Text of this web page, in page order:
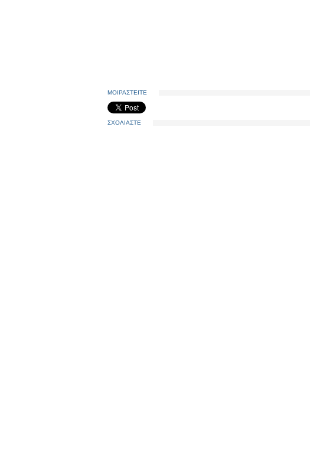
ΜΟΙΡΑΣΤΕΙΤΕ
ΣΧΟΛΙΑΣΤΕ